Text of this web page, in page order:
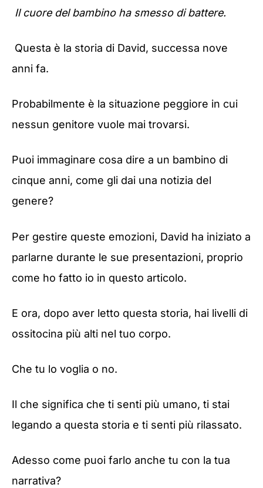
Il cuore del bambino ha smesso di battere.
Questa è la storia di David, successa nove
anni fa.
Probabilmente è la situazione peggiore in cui
nessun genitore vuole mai trovarsi.
Puoi immaginare cosa dire a un bambino di
cinque anni, come gli dai una notizia del
genere?
Per gestire queste emozioni, David ha iniziato a
parlarne durante le sue presentazioni, proprio
come ho fatto io in questo articolo.
E ora, dopo aver letto questa storia, hai livelli di
ossitocina più alti nel tuo corpo.
Che tu lo voglia o no.
Il che significa che ti senti più umano, ti stai
legando a questa storia e ti senti più rilassato.
Adesso come puoi farlo anche tu con la tua
narrativa?